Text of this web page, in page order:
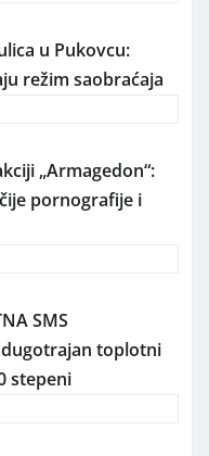
u Pukovcu:
režim saobraćaja
„Armagedon“:
pornografije i
SMS
dugotrajan toplotni
stepeni